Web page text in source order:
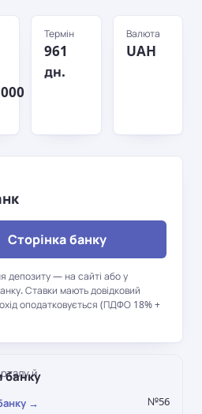
Термін
961
дн.
Валюта
UAH
Фондом
фізичних
грн на
банку.
вкладів →
·
й
→
Сторінка банку
депозиту — на сайті або у
Ставки мають довідковий
оподатковується (ПДФО 18% +
банку
№56